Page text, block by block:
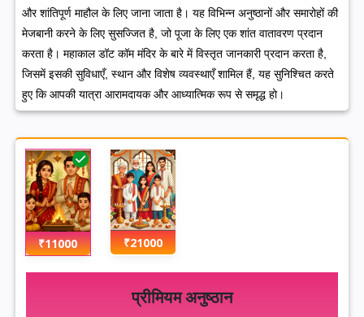
और शांतिपूर्ण माहौल के लिए जाना जाता है। यह विभिन्न अनुष्ठानों और समारोहों की
मेजबानी करने के लिए सुसज्जित है, जो पूजा के लिए एक शांत वातावरण प्रदान
करता है। महाकाल डॉट कॉम मंदिर के बारे में विस्तृत जानकारी प्रदान करता है,
जिसमें इसकी सुविधाएँ, स्थान और विशेष व्यवस्थाएँ शामिल हैं, यह सुनिश्चित करते
हुए कि आपकी यात्रा आरामदायक और आध्यात्मिक रूप से समृद्ध हो।
₹11000 ₹21000
प्रीमियम अनुष्ठान